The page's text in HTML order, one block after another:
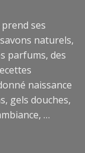
prend ses
naturels,
parfums, des
naissance
gels douches,
…